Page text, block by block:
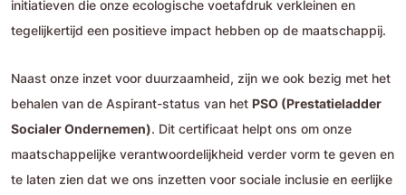
initiatieven die onze ecologische voetafdruk verkleinen en
tegelijkertijd een positieve impact hebben op de maatschappij.
Naast onze inzet voor duurzaamheid, zijn we ook bezig met het
behalen van de Aspirant-status van het PSO (Prestatieladder
Socialer Ondernemen). Dit certificaat helpt ons om onze
maatschappelijke verantwoordelijkheid verder vorm te geven en
te laten zien dat we ons inzetten voor sociale inclusie en eerlijke